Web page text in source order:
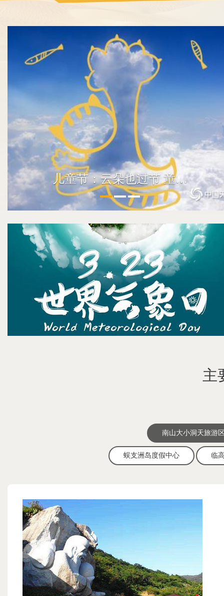
儿童节：云朵也过节 童趣满天空
主
南山大小洞天旅游
蜈支洲岛度假中心 临